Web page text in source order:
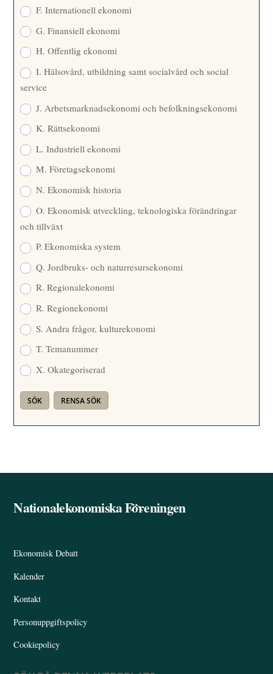
F. Internationell ekonomi
G. Finansiell ekonomi
H. Offentlig ekonomi
I. Hälsovård, utbildning samt socialvård och social
service
J. Arbetsmarknadsekonomi och befolkningsekonomi
K. Rättsekonomi
L. Industriell ekonomi
M. Företagsekonomi
N. Ekonomisk historia
O. Ekonomisk utveckling, teknologiska förändringar
och tillväxt
P. Ekonomiska system
Q. Jordbruks- och naturresursekonomi
R. Regionalekonomi
R. Regionekonomi
S. Andra frågor, kulturekonomi
T. Temanummer
X. Okategoriserad
Back
Nationalekonomiska Föreningen
Ekonomisk Debatt
Kalender
Kontakt
Personuppgiftspolicy
Cookiepolicy